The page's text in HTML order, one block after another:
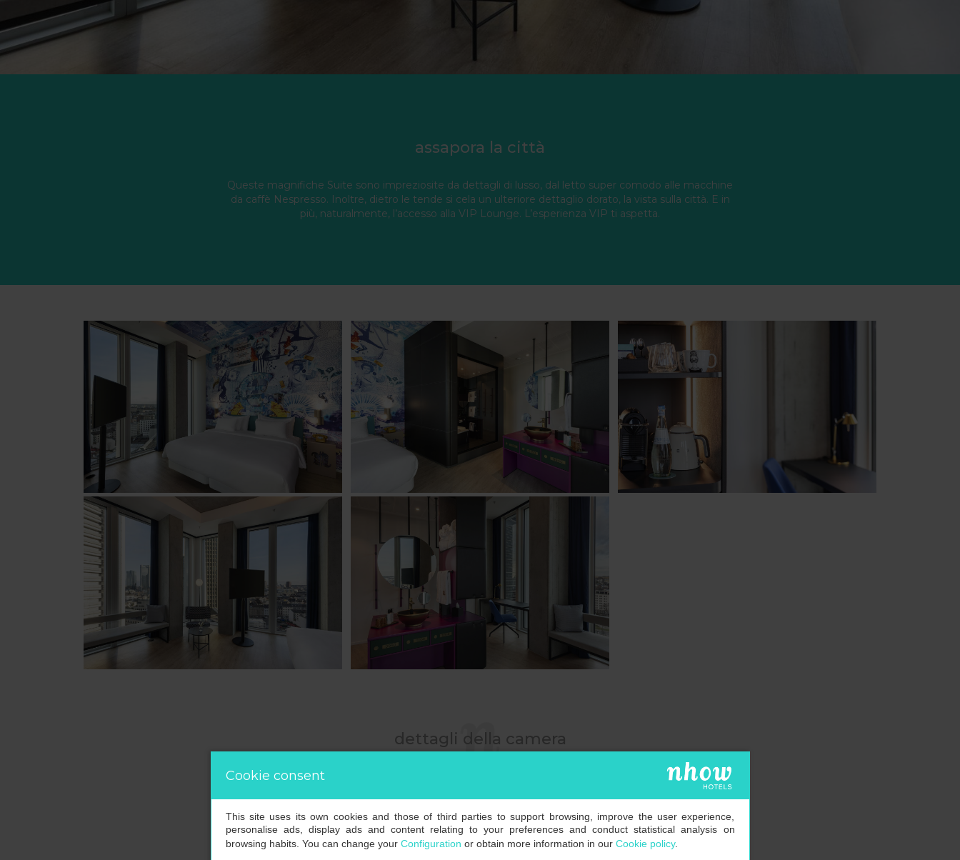
assapora la città
Queste magnifiche Suite sono impreziosite da dettagli di lusso, dal letto super comodo alle macchine
da caffè Nespresso. Inoltre, dietro le tende si cela un ulteriore dettaglio dorato, la vista sulla città. E in
più, naturalmente, l’accesso alla VIP Lounge. L’esperienza VIP ti aspetta.
dettagli della camera
Cookie consent
This site uses its own cookies and those of third parties to support browsing, improve the user experience,
personalise ads, display ads and content relating to your preferences and conduct statistical analysis on
browsing habits. You can change your Configuration or obtain more information in our Cookie policy.